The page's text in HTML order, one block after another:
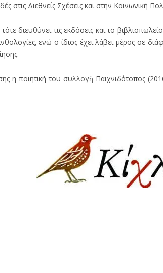
στις Διεθνείς Σχέσεις και στην Κοινωνική
διευθύνει τις εκδόσεις και το
ενώ ο ίδιος έχει λάβει μέρος σε
η ποιητική του συλλογὴ Παιχνιδότοπος